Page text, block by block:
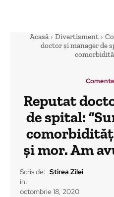
Acasă Divertisment
doctor și manager de
Reputat
de spital:
și mor. Am
Scris de: Stirea Zilei
in:
octombrie 18, 2020